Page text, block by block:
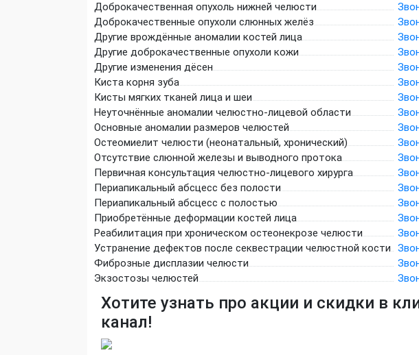
Доброкачественная опухоль нижней челюсти
Доброкачественные опухоли слюнных желёз
Другие врождённые аномалии костей лица
Другие доброкачественные опухоли кожи
Другие изменения дёсен
Киста корня зуба
Кисты мягких тканей лица и шеи
Неуточнённые аномалии челюстно-лицевой области
Основные аномалии размеров челюстей
Остеомиелит челюсти (неонатальный, хронический)
Отсутствие слюнной железы и выводного протока
Первичная консультация челюстно-лицевого хирурга
Периапикальный абсцесс без полости
Периапикальный абсцесс с полостью
Приобретённые деформации костей лица
Реабилитация при хроническом остеонекрозе челюсти
Устранение дефектов после секвестрации челюстной кости
Фиброзные дисплазии челюсти
Экзостозы челюстей
Хотите узнать про акции и скидки в
канал!